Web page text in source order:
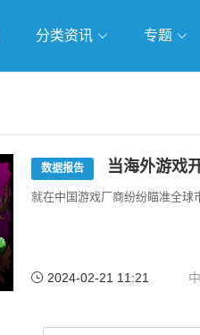
分类资讯 专题
数据报告 当海外游戏
就在中国游戏厂商纷纷瞄准全球
2024-02-21 11:21